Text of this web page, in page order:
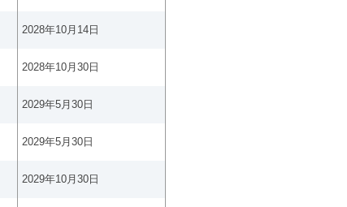
2028年10月14日
2028年10月30日
2029年5月30日
2029年5月30日
2029年10月30日